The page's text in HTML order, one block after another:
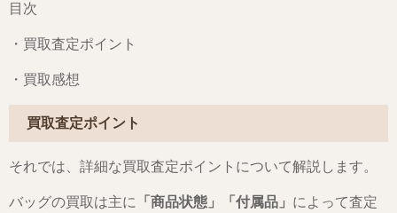
目次
・買取査定ポイント
・買取感想
買取査定ポイント
それでは、詳細な買取査定ポイントについて解説します。
バッグの買取は主に 「商品状態」「付属品」 によって査定